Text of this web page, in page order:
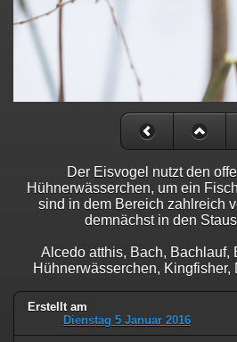
Der Eisvogel nutzt den
Hühnerwässerchen, um ein
sind in dem Bereich zahlreich
demnächst in den
Alcedo atthis, Bach, Bachlauf,
Hühnerwässerchen, Kingfisher,
Erstellt am
Dienstag 5 Januar 2016